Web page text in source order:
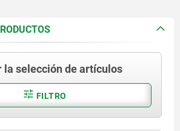
la selección de artículos
FILTRO